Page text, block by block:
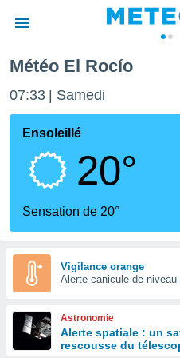
de
Météo El Rocío
07:33 Samedi
Ensoleillé
20°
Sensation de 20°
Vigilance orange
Alerte canicule de niveau
Astronomie
Alerte spatiale : un
rescousse du